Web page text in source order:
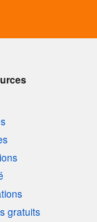
gratuits